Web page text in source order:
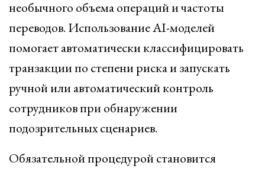
необычного объема операций и частоты
переводов. Использование AI-моделей
помогает автоматически классифицировать
транзакции по степени риска и запускать
ручной или автоматический контроль
сотрудников при обнаружении
подозрительных сценариев.
Обязательной процедурой становится